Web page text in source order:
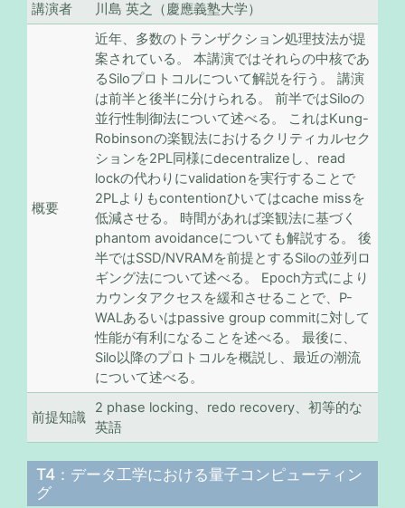
講演者
川島 英之（慶應義塾大学）
概要
近年、多数のトランザクション処理技法が提
案されている。 本講演ではそれらの中核であ
るSiloプロトコルについて解説を行う。 講演
は前半と後半に分けられる。 前半ではSiloの
並行性制御法について述べる。 これはKung-
Robinsonの楽観法におけるクリティカルセク
ションを2PL同様にdecentralizeし、read
lockの代わりにvalidationを実行することで
2PLよりもcontentionひいてはcache missを
低減させる。 時間があれば楽観法に基づく
phantom avoidanceについても解説する。 後
半ではSSD/NVRAMを前提とするSiloの並列ロ
ギング法について述べる。 Epoch方式により
カウンタアクセスを緩和させることで、P-
WALあるいはpassive group commitに対して
性能が有利になることを述べる。 最後に、
Silo以降のプロトコルを概説し、最近の潮流
について述べる。
前提知識
2 phase locking、redo recovery、初等的な
英語
T4：データ工学における量子コンピューティン
グ